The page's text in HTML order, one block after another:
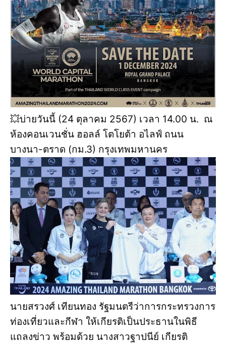
💥บ่ายวันนี้ (24 ตุลาคม 2567) เวลา 14.00 น. ณ
ห้องคอนเวนชั่น ฮอลล์ โตโยต้า อไลฟ์ ถนน
บางนา-ตราด (กม.3) กรุงเทพมหานคร
นายสรวงศ์ เทียนทอง รัฐมนตรีว่าการกระทรวงการ
ท่องเที่ยวและกีฬา ให้เกียรติเป็นประธานในพิธี
แถลงข่าว พร้อมด้วย นางสาวฐาปนีย์ เกียรติ